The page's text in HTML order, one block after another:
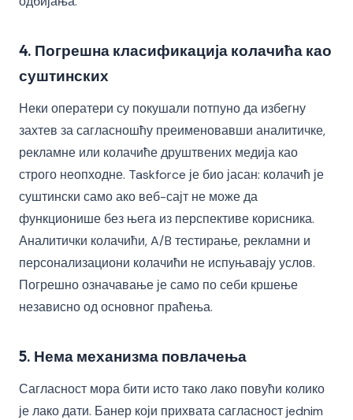
4. Погрешна класификација колачића као
суштинских
Неки оператери су покушали потпуно да избегну
захтев за сагласношћу преименовавши аналитичке,
рекламне или колачиће друштвених медија као
строго неопходне. Taskforce је био јасан: колачић је
суштински само ако веб-сајт не може да
функционише без њега из перспективе корисника.
Аналитички колачићи, A/B тестирање, рекламни и
персонализациони колачићи не испуњавају услов.
Погрешно означавање је само по себи кршење
независно од основног праћења.
5. Нема механизма повлачења
Сагласност мора бити исто тако лако повући колико
је лако дати. Банер који прихвата сагласност jednim